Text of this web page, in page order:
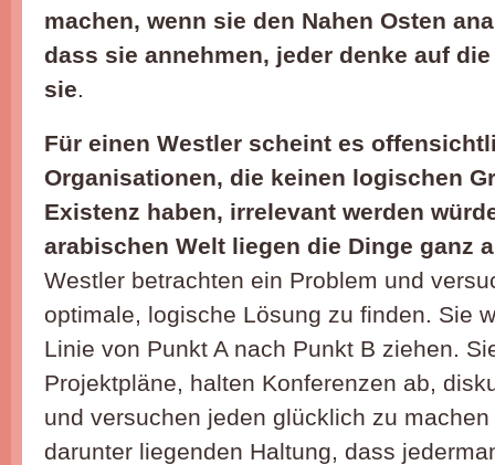
machen, wenn sie den Nahen Osten
dass sie annehmen, jeder denke auf
sie.
Für einen Westler scheint es
Organisationen, die keinen logischen
Existenz haben, irrelevant werden
arabischen Welt liegen die Dinge ganz
Westler betrachten ein Problem und
optimale, logische Lösung zu finden. Sie
Linie von Punkt A nach Punkt B ziehen.
Projektpläne, halten Konferenzen ab,
und versuchen jeden glücklich zu
darunter liegenden Haltung, dass